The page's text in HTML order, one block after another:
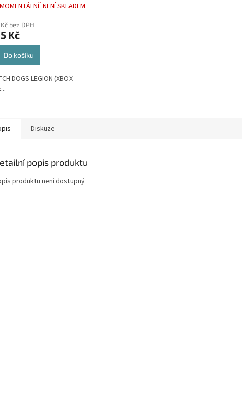
MOMENTÁLNĚ NENÍ SKLADEM
bez DPH
Kč
Do košíku
DOGS LEGION (XBOX
Diskuze
popis produktu
produktu není dostupný